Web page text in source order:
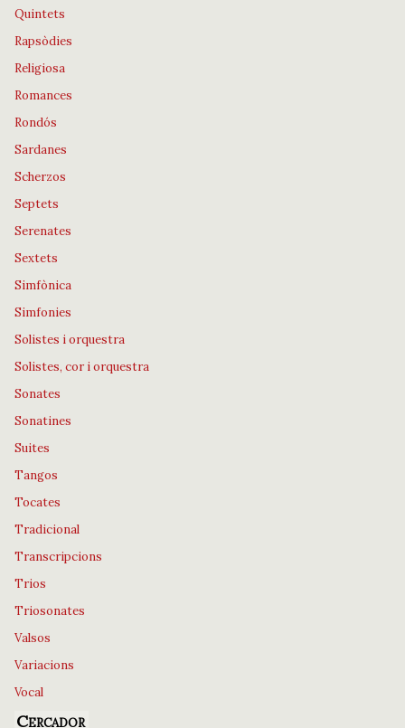
Quintets
Rapsòdies
Religiosa
Romances
Rondós
Sardanes
Scherzos
Septets
Serenates
Sextets
Simfònica
Simfonies
Solistes i orquestra
Solistes, cor i orquestra
Sonates
Sonatines
Suites
Tangos
Tocates
Tradicional
Transcripcions
Trios
Triosonates
Valsos
Variacions
Vocal
Cercador